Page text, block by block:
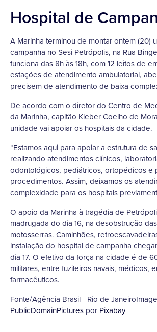
Hospital de
A Marinha terminou de montar ontem (20)
campanha no Sesi Petrópolis, na Rua
funciona das 8h às 18h, com 12 leitos de
estações de atendimento ambulatorial,
precisem de atendimento de baixa
De acordo com o diretor do Centro de
da Marinha, capitão Kleber Coelho de
unidade vai apoiar os hospitais da cidade.
“Estamos aqui para apoiar a estrutura de
realizando atendimentos clínicos,
odontológicos, pediátricos, ortopédicos e
procedimentos. Assim, deixamos os
complexidade para os hospitais
O apoio da Marinha à tragédia de
madrugada do dia 16, na desobstrução
motosserras. Caminhões,
instalação do hospital de campanha
dia 17. O efetivo da força na cidade é de
militares, entre fuzileiros navais, médicos,
farmacêuticos.
Fonte/Agência Brasil - Rio de
PublicDomainPictures por Pixabay